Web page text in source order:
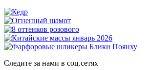
Следите за нами в соц.сетях